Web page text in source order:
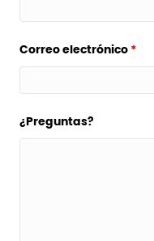
Correo electrónico *
¿Preguntas?